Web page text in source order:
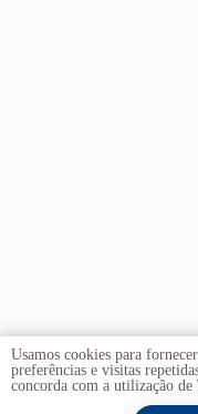
Usamos cookies para
preferências e visitas
concorda com a utilização